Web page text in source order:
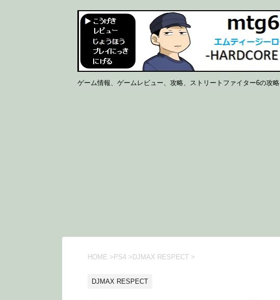
ゲーム情報、ゲームレビュー、攻略、ストリートファイター6の攻
HOME > PS4 > DJMAX RESPECT >
DJMAX RESPECT